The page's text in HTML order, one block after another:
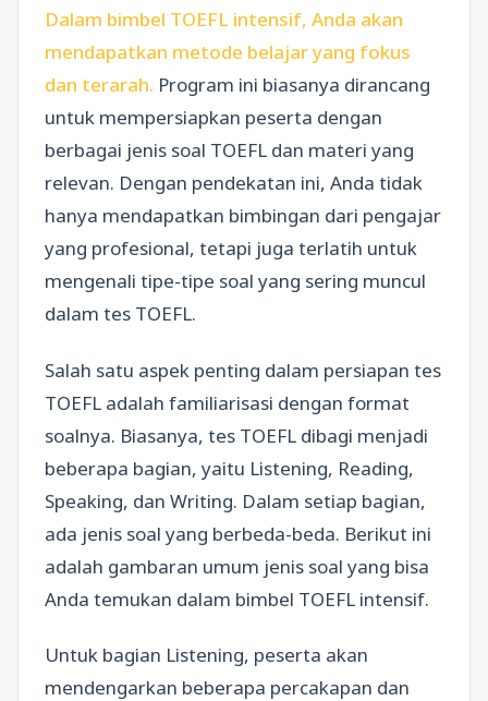
Dalam bimbel TOEFL intensif, Anda akan
mendapatkan metode belajar yang fokus
dan terarah. Program ini biasanya dirancang
untuk mempersiapkan peserta dengan
berbagai jenis soal TOEFL dan materi yang
relevan. Dengan pendekatan ini, Anda tidak
hanya mendapatkan bimbingan dari pengajar
yang profesional, tetapi juga terlatih untuk
mengenali tipe-tipe soal yang sering muncul
dalam tes TOEFL.
Salah satu aspek penting dalam persiapan tes
TOEFL adalah familiarisasi dengan format
soalnya. Biasanya, tes TOEFL dibagi menjadi
beberapa bagian, yaitu Listening, Reading,
Speaking, dan Writing. Dalam setiap bagian,
ada jenis soal yang berbeda-beda. Berikut ini
adalah gambaran umum jenis soal yang bisa
Anda temukan dalam bimbel TOEFL intensif.
Untuk bagian Listening, peserta akan
mendengarkan beberapa percakapan dan